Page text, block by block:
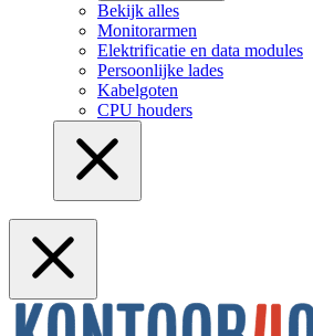
Bekijk alles
Monitorarmen
Elektrificatie en data modules
Persoonlijke lades
Kabelgoten
CPU houders